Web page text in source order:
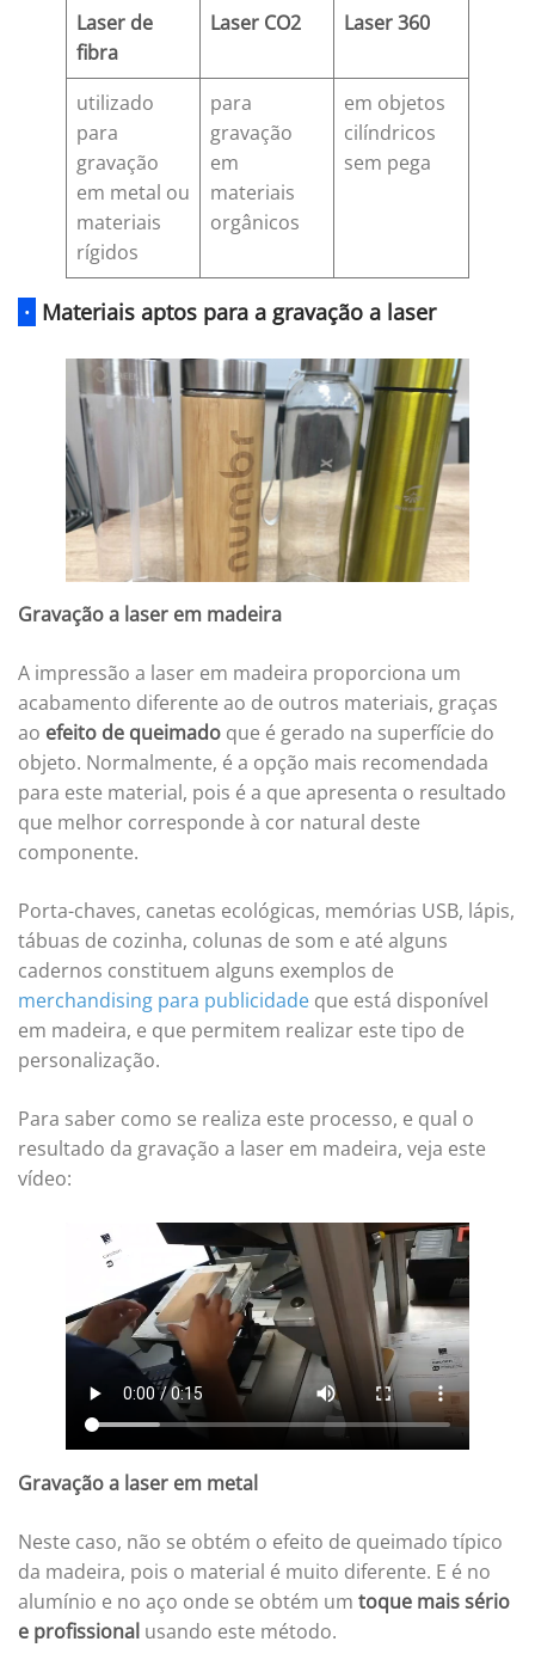
Laser de
fibra
Laser CO2 Laser 360
utilizado
para
gravação
em metal ou
materiais
rígidos
para
gravação
em
materiais
orgânicos
em objetos
cilíndricos
sem pega
· Materiais aptos para a gravação a laser
Gravação a laser em madeira
A impressão a laser em madeira proporciona um
acabamento diferente ao de outros materiais, graças
ao efeito de queimado que é gerado na superfície do
objeto. Normalmente, é a opção mais recomendada
para este material, pois é a que apresenta o resultado
que melhor corresponde à cor natural deste
componente.
Porta-chaves, canetas ecológicas, memórias USB, lápis,
tábuas de cozinha, colunas de som e até alguns
cadernos constituem alguns exemplos de
merchandising para publicidade que está disponível
em madeira, e que permitem realizar este tipo de
personalização.
Para saber como se realiza este processo, e qual o
resultado da gravação a laser em madeira, veja este
vídeo:
Gravação a laser em metal
Neste caso, não se obtém o efeito de queimado típico
da madeira, pois o material é muito diferente. E é no
alumínio e no aço onde se obtém um toque mais sério
e profissional usando este método.